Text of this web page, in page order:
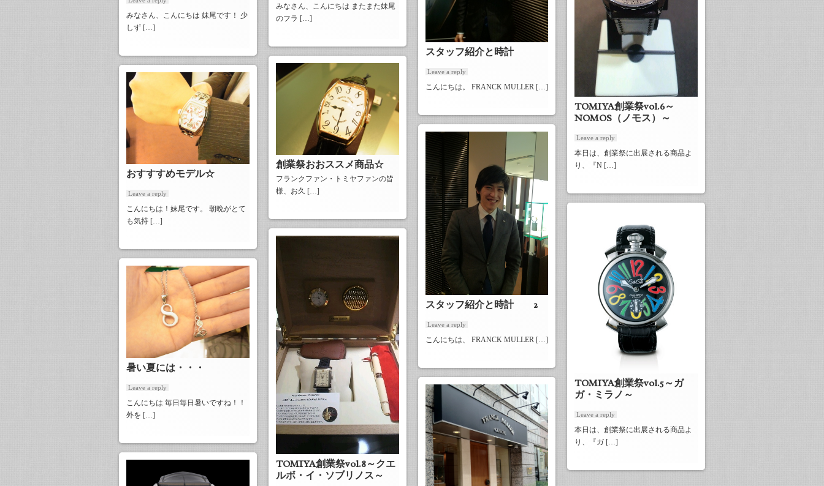
みなさん、こんにちは 妹尾です！ 少
しず […]
おすすすめモデル☆
Leave a reply
こんにちは！妹尾です。 朝晩がとて
も気持 […]
暑い夏には・・・
Leave a reply
こんにちは 毎日毎日暑いですね！！
外を […]
みなさん、こんにちは またまた妹尾
のフラ […]
創業祭おおススメ商品☆
フランクファン・トミヤファンの皆
様、お久 […]
TOMIYA創業祭vol.8～クエ
ルボ・イ・ソブリノス～
スタッフ紹介と時計
Leave a reply
こんにちは。 FRANCK MULLER […]
スタッフ紹介と時計 2
Leave a reply
こんにちは、 FRANCK MULLER […]
TOMIYA創業祭vol.6～
NOMOS（ノモス）～
Leave a reply
本日は、創業祭に出展される商品よ
り、『N […]
TOMIYA創業祭vol.5～ガ
ガ・ミラノ～
Leave a reply
本日は、創業祭に出展される商品よ
り、『ガ […]